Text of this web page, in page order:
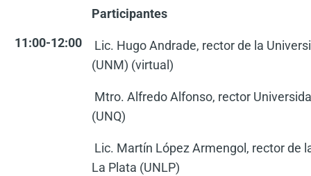
11:00-12:00
Participantes
Lic. Hugo Andrade, rector de la
(UNM) (virtual)
Mtro. Alfredo Alfonso, rector
(UNQ)
Lic. Martín López Armengol, rector de
La Plata (UNLP)